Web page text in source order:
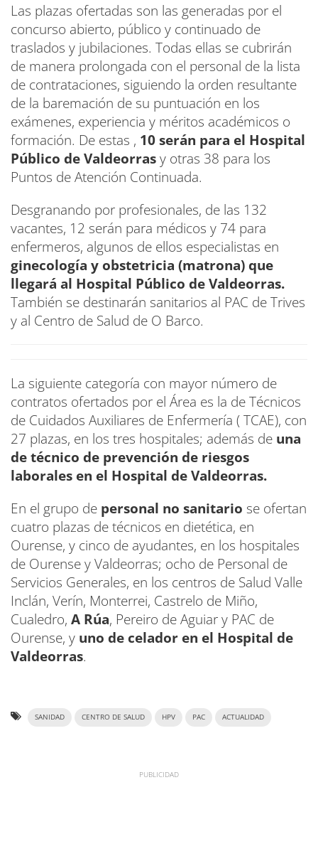
Las plazas ofertadas son las generadas por el
concurso abierto, público y continuado de
traslados y jubilaciones. Todas ellas se cubrirán
de manera prolongada con el personal de la lista
de contrataciones, siguiendo la orden resultante
de la baremación de su puntuación en los
exámenes, experiencia y méritos académicos o
formación. De estas , 10 serán para el Hospital
Público de Valdeorrasy otras 38 para los
Puntos de Atención Continuada.
Desgranando por profesionales, de las 132
vacantes, 12 serán para médicos y 74 para
enfermeros, algunos de ellos especialistas en
ginecología y obstetricia (matrona) que
llegará al Hospital Público de Valdeorras.
También se destinarán sanitarios al PAC de Trives
y al Centro de Salud de O Barco.
La siguiente categoría con mayor número de
contratos ofertados por el Área es la de Técnicos
de Cuidados Auxiliares de Enfermería ( TCAE), con
27 plazas, en los tres hospitales; además de una
de técnico de prevención de riesgos
laborales en el Hospital de Valdeorras.​
En el grupo de personal no sanitario se ofertan
cuatro plazas de técnicos en dietética, en
Ourense, y cinco de ayudantes, en los hospitales
de Ourense y Valdeorras; ocho de Personal de
Servicios Generales, en los centros de Salud Valle
Inclán, Verín, Monterrei, Castrelo de Miño,
Cualedro, A Rúa, Pereiro de Aguiar y PAC de
Ourense, y uno de celador en el Hospital de
Valdeorras.
SANIDAD CENTRO DE SALUD HPV PAC ACTUALIDAD